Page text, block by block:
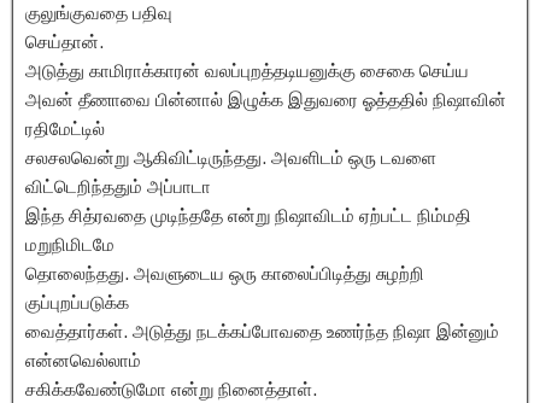
குலுங்குவதை பதிவு
செய்தான்.
அடுத்து காமிராக்காரன் வலப்புறத்தடியனுக்கு சைகை செய்ய
அவன் தீணாவை பின்னால் இழுக்க இதுவரை ஓத்ததில் நிஷாவின்
ரதிமேட்டில்
சலசலவென்று ஆகிவிட்டிருந்தது. அவளிடம் ஒரு டவளை
விட்டெறிந்ததும் அப்பாடா
இந்த சித்ரவதை முடிந்ததே என்று நிஷாவிடம் ஏற்பட்ட நிம்மதி
மறுநிமிடமே
தொலைந்தது. அவளுடைய ஒரு காலைப்பிடித்து சுழற்றி
குப்புறப்படுக்க
வைத்தார்கள். அடுத்து நடக்கப்போவதை உணர்ந்த நிஷா இன்னும்
என்னவெல்லாம்
சகிக்கவேண்டுமோ என்று நினைத்தாள்.